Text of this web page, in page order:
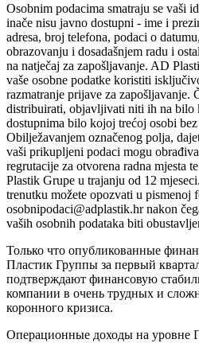
Osobnim podacima smatraju se vaši
inače nisu javno dostupni - ime i
adresa, broj telefona, podaci o
obrazovanju i dosadašnjem radu i
na natječaj za zapošljavanje. AD
vaše osobne podatke koristiti
razmatranje prijave za zapošljavanje.
distribuirati, objavljivati niti ih na bilo
dostupnima bilo kojoj trećoj osobi bez
Obilježavanjem označenog polja,
vaši prikupljeni podaci mogu
regrutacije za otvorena radna mjesta
Plastik Grupe u trajanju od 12
trenutku možete opozvati u pismenoj
osobnipodaci@adplastik.hr nakon
vaših osobnih podataka biti
Только что опубликованные
Пластик Группы за первый
подтверждают финансовую
компании в очень трудных и
коронного кризиса.
Операционные доходы на уровне